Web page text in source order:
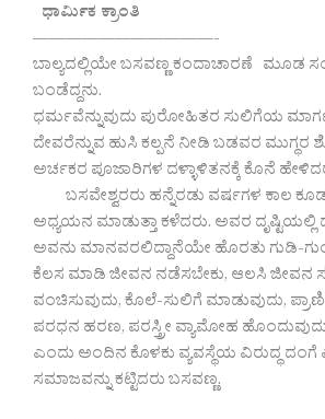
ಧಾರ್ಮಿಕ ಕ್ರಾಂತಿ
———————————-
ಬಾಲ್ಯದಲ್ಲಿಯೇ ಬಸವಣ್ಣ ಕಂದಾಚಾರಣೆ ಮೂಡ
ಬಂಡೆದ್ದನು.
ಧರ್ಮವೆನ್ನುವುದು ಪುರೋಹಿತರ ಸುಲಿಗೆಯ
ದೇವರೆನ್ನುವ ಹುಸಿ ಕಲ್ಪನೆ ನೀಡಿ ಬಡವರ
ಅರ್ಚಕರ ಪೂಜಾರಿಗಳ ದಳ್ಳಾಳಿತನಕ್ಕೆ ಕೊನೆ
ಬಸವೇಶ್ವರರು ಹನ್ನೆರಡು ವರ್ಷಗಳ ಕಾಲ
ಅಧ್ಯಯನ ಮಾಡುತ್ತಾ ಕಳೆದರು. ಅವರ ದೃಷ್ಟಿಯಲ್ಲಿ
ಅವನು ಮಾನವರಲಿದ್ದಾನೆಯೇ ಹೊರತು ಗುಡಿ-
ಕೆಲಸ ಮಾಡಿ ಜೀವನ ನಡೆಸಬೇಕು, ಆಲಸಿ ಜೀವನ
ವಂಚಿಸುವುದು, ಕೊಲೆ-ಸುಲಿಗೆ ಮಾಡುವುದು,
ಪರಧನ ಹರಣ, ಪರಸ್ತ್ರೀ ವ್ಯಾಮೋಹ
ಎಂದು ಅಂದಿನ ಕೊಳಕು ವ್ಯವಸ್ಥೆಯ ವಿರುದ್ಧ ದಂಗೆ
ಸಮಾಜವನ್ನು ಕಟ್ಟಿದರು ಬಸವಣ್ಣ.